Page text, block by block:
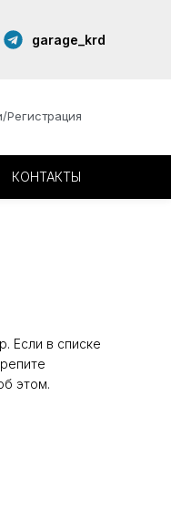
garage_krd
Регистрация
КОНТАКТЫ
Если в списке
этом.